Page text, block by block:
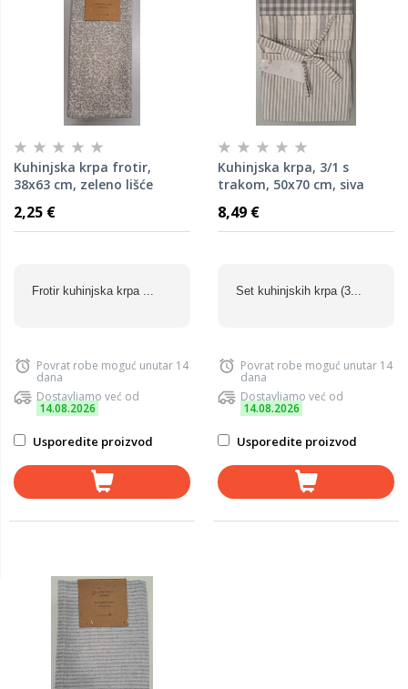
Kuhinjska krpa frotir,
38x63 cm, zeleno lišće
2,25 €
Frotir kuhinjska krpa ...
Povrat robe moguć unutar 14
dana
Dostavljamo već od
14.08.2026
Usporedite proizvod
Kuhinjska krpa, 3/1 s
trakom, 50x70 cm, siva
8,49 €
Set kuhinjskih krpa (3...
Povrat robe moguć unutar 14
dana
Dostavljamo već od
14.08.2026
Usporedite proizvod